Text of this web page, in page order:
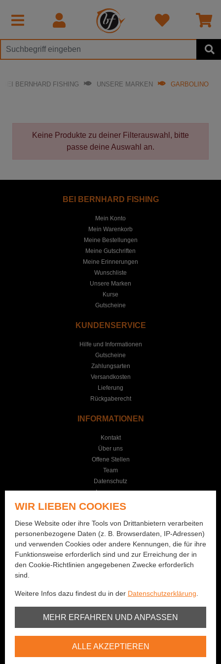
BEI BERNHARD FISHING UNSERE MARKEN GARBOLINO
Keine Produkte zu deiner Filterauswahl, bitte
passe deine Auswahl an.
BEI BERNHARD FISHING
Mein Konto
Mein Warenkorb
Meine Bestellungen
Meine Gutschriften
Meine Erinnerungen
Wunschliste
Unsere Marken
Kurse
Gutscheine
KUNDENSERVICE
Hilfe und Informationen
Gutscheine
Zahlungsarten
Versandkosten
Lieferung
Rückgaberecht
INFORMATIONEN
Kontakt
Über uns
Offene Stellen
Team
Datenschutz
Impressum
AGB
KONTAKT
Seilereistrasse 19
3114 Wichtrach
+41 (0)31 781 01 77
Montag geschlossen
Dienstag bis Freitag:
08:00 - 12:00 Uhr / 13:30 - 18:30 Uhr
Samstag:
08:00 - 16:00 Uhr
WIR LIEBEN COOKIES
Diese Website oder ihre Tools von Drittanbietern verarbeiten
personenbezogene Daten (z. B. Browserdaten, IP-Adressen)
und verwenden Cookies oder andere Kennungen, die für ihre
Funktionsweise erforderlich sind und zur Erreichung der in
den Cookie-Richtlinien angegebenen Zwecke erforderlich
sind.
Weitere Infos dazu findest du in der Datenschutzerklärung
Unbedingt erforderlich
MEHR ERFAHREN UND ANPASSEN
ALLE AKZEPTIEREN